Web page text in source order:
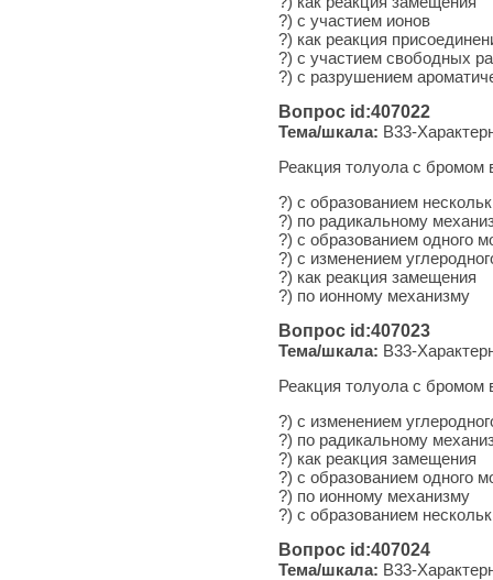
?) с уча­сти­ем ионов
?) как ре­ак­ция
?) с уча­сти­ем сво­бод­ных
?) с раз­ру­ше­ни­ем
Вопрос id:407022
Тема/шкала: B33-
Реакция толуола с бромом
?) с об­ра­зо­ва­ни­ем
?) по ра­ди­каль­но­му
?) с об­ра­зо­ва­ни­ем од­но­го
?) с из­ме­не­ни­ем
?) как ре­ак­ция замещения
?) по ион­но­му механизму
Вопрос id:407023
Тема/шкала: B33-
Реакция толуола с бромом
?) с из­ме­не­ни­ем
?) по ра­ди­каль­но­му
?) как ре­ак­ция замещения
?) с об­ра­зо­ва­ни­ем од­но­го
?) по ион­но­му механизму
?) с об­ра­зо­ва­ни­ем
Вопрос id:407024
Тема/шкала: B33-